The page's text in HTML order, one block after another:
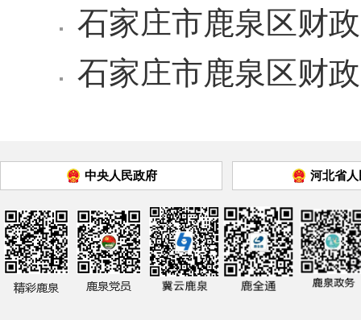
石家庄市鹿泉区财
石家庄市鹿泉区财